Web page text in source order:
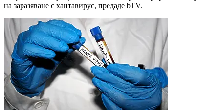
на заразяване с хантавирус, предаде bTV.